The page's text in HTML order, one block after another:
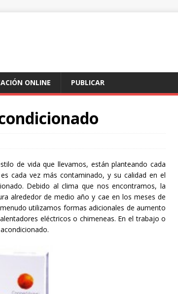
ONLINE PUBLICAR
de vida que llevamos, están planteando cada
cada vez más contaminado, y su calidad en el
Debido al clima que nos encontramos, la
alrededor de medio año y cae en los meses de
utilizamos formas adicionales de aumento
eléctricos o chimeneas. En el trabajo o